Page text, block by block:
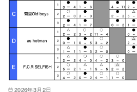
2026年3月2日